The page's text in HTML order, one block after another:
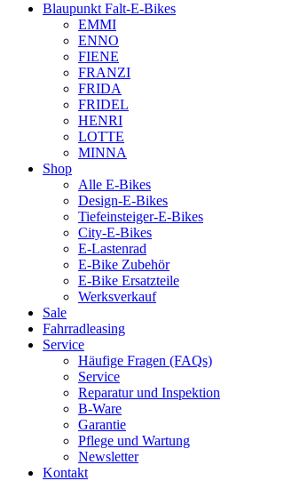
Blaupunkt Falt-E-Bikes
EMMI
ENNO
FIENE
FRANZI
FRIDA
FRIDEL
HENRI
LOTTE
MINNA
Shop
Alle E-Bikes
Design-E-Bikes
Tiefeinsteiger-E-Bikes
City-E-Bikes
E-Lastenrad
E-Bike Zubehör
E-Bike Ersatzteile
Werksverkauf
Sale
Fahrradleasing
Service
Häufige Fragen (FAQs)
Service
Reparatur und Inspektion
B-Ware
Garantie
Pflege und Wartung
Newsletter
Kontakt